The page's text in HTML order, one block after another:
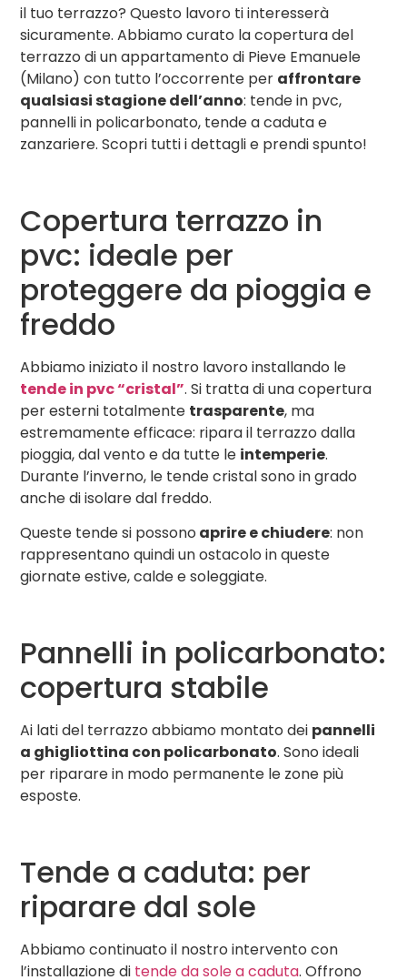
il tuo terrazzo? Questo lavoro ti interesserà
sicuramente. Abbiamo curato la copertura del
terrazzo di un appartamento di Pieve Emanuele
(Milano) con tutto l’occorrente per affrontare
qualsiasi stagione dell’anno: tende in pvc,
pannelli in policarbonato, tende a caduta e
zanzariere. Scopri tutti i dettagli e prendi spunto!
Copertura terrazzo in
pvc: ideale per
proteggere da pioggia e
freddo
Abbiamo iniziato il nostro lavoro installando le
tende in pvc “cristal”. Si tratta di una copertura
per esterni totalmente trasparente, ma
estremamente efficace: ripara il terrazzo dalla
pioggia, dal vento e da tutte le intemperie.
Durante l’inverno, le tende cristal sono in grado
anche di isolare dal freddo.
Queste tende si possono aprire e chiudere: non
rappresentano quindi un ostacolo in queste
giornate estive, calde e soleggiate.
Pannelli in policarbonato:
copertura stabile
Ai lati del terrazzo abbiamo montato dei pannelli
a ghigliottina con policarbonato. Sono ideali
per riparare in modo permanente le zone più
esposte.
Tende a caduta: per
riparare dal sole
Abbiamo continuato il nostro intervento con
l’installazione di tende da sole a caduta. Offrono